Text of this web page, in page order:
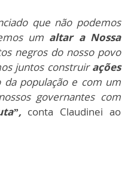
que não podemos
um altar a Nossa
negros do nosso povo
juntos construirações
população e com um
governantes com
conta Claudinei ao